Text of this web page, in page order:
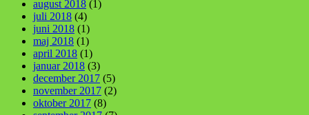
august 2018 (1)
juli 2018 (4)
juni 2018 (1)
maj 2018 (1)
april 2018 (1)
januar 2018 (3)
december 2017 (5)
november 2017 (2)
oktober 2017 (8)